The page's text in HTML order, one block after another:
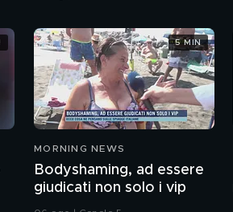
MORNING NEWS
Bodyshaming, ad essere
giudicati non solo i vip
5 MIN